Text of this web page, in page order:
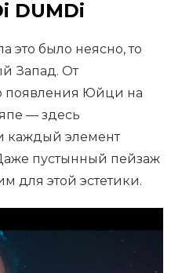
DUMDi
это было неясно, то
Запад. От
появления Юйци на
— здесь
каждый элемент
пустынный пейзаж
для этой эстетики.